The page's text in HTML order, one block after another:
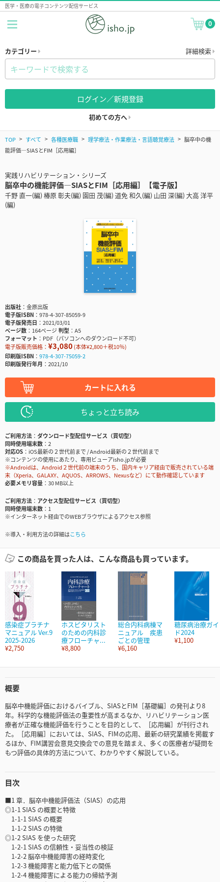
医学・医療の電子コンテンツ配信サービス
0
カテゴリー 詳細検索
ログイン／新規登録
初めての方へ
TOP すべて 各種医療職 理学療法・作業療法・言語聴覚療法
脳卒中の機
能評価―SIASとFIM［応用編］
実践リハビリテーション・シリーズ
脳卒中の機能評価―SIASとFIM［応用編］【電子版】
千野 直一(編) 椿原 彰夫(編) 園田 茂(編) 道免 和久(編) 山田 深(編) 大高 洋平
(編)
出版社
金原出版
電子版ISBN
978-4-307-85059-9
電子版発売日
2021/03/01
ページ数
164ページ判型
A5
フォーマット
PDF（パソコンへのダウンロード不可）
電子版販売価格： ¥3,080(本体¥2,800＋税10％)
印刷版ISBN
978-4-307-75059-2
印刷版発行年月
2021/10
カートに入れる
ちょっと立ち読み
ご利用方法
ダウンロード型配信サービス（買切型）
同時使用端末数
2
対応OS
iOS最新の２世代前まで / Android最新の２世代前まで
※コンテンツの使用にあたり、専用ビューアisho.jpが必要
※Androidは、Android２世代前の端末のうち、国内キャリア経由で販売されている端
末（Xperia、GALAXY、AQUOS、ARROWS、Nexusなど）にて動作確認しています
必要メモリ容量
30 MB以上
ご利用方法
アクセス型配信サービス（買切型）
同時使用端末数
1
※インターネット経由でのWEBブラウザによるアクセス参照
※導入・利用方法の詳細はこちら
この商品を買った人は、こんな商品も買っています。
感染症プラチナ
マニュアル Ver.9
2025-2026
¥2,750
ホスピタリスト
のための内科診
療フローチャ...
¥8,800
総合内科病棟マ
ニュアル 疾患
ごとの管理
¥6,160
糖尿病治療ガイ
ド2024
¥1,100
概要
脳卒中機能評価におけるバイブル、SIASとFIM［基礎編］の発刊より8
年。科学的な機能評価法の重要性が高まるなか、リハビリテーション医
療者が正確な機能評価を行うことを目的として、［応用編］が刊行され
た。［応用編］においては、SIAS、FIMの応用、最新の研究業績を掲載す
るほか、FIM講習会意見交換会での意見を踏まえ、多くの医療者が疑問を
もつ評価の具体的方法について、わかりやすく解説している。
目次
■1 章．脳卒中機能評価法（SIAS）の応用
◎1-1 SIAS の概要と特徴
1-1-1 SIAS の概要
1-1-2 SIAS の特徴
◎1-2 SIAS を使った研究
1-2-1 SIAS の信頼性・妥当性の検証
1-2-2 脳卒中機能障害の経時変化
1-2-3 機能障害と能力低下との関係
1-2-4 機能障害による能力の帰結予測